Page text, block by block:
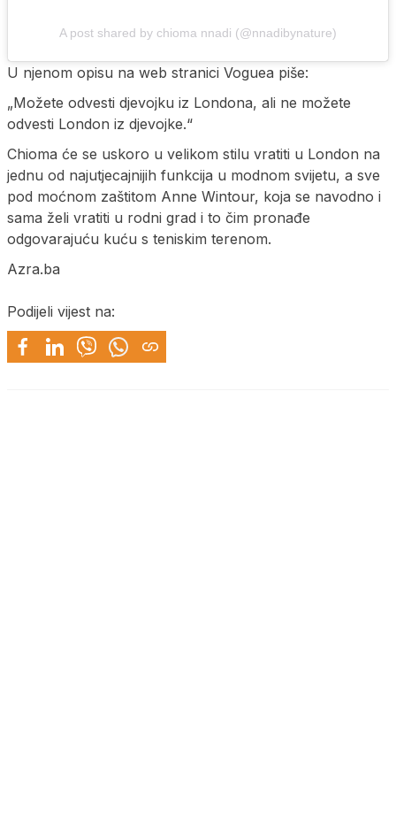
A post shared by chioma nnadi (@nnadibynature)
U njenom opisu na web stranici Voguea piše:
„Možete odvesti djevojku iz Londona, ali ne možete
odvesti London iz djevojke.“
Chioma će se uskoro u velikom stilu vratiti u London na
jednu od najutjecajnijih funkcija u modnom svijetu, a sve
pod moćnom zaštitom Anne Wintour, koja se navodno i
sama želi vratiti u rodni grad i to čim pronađe
odgovarajuću kuću s teniskim terenom.
Azra.ba
Podijeli vijest na: